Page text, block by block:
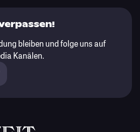
bleiben und folge uns auf
Kanälen.